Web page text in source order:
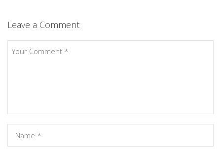
Leave a Comment